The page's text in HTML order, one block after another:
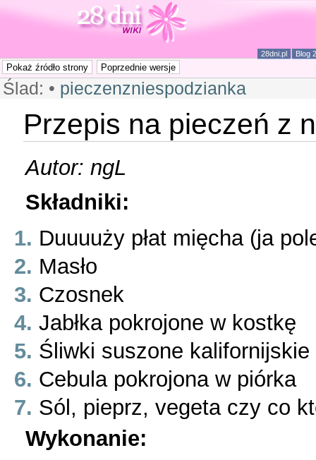
28dni.pl Blog
Ślad: • pieczenzniespodzianka
Przepis na pieczeń z
Autor: ngL
Składniki:
Duuuuży płat mięcha (ja
Masło
Czosnek
Jabłka pokrojone w kostkę
Śliwki suszone kalifornijskie
Cebula pokrojona w piórka
Sól, pieprz, vegeta czy co
Wykonanie: